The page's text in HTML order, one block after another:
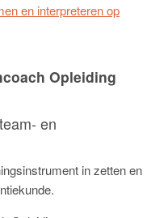
en interpreteren op
Opleiding
en
in zetten en